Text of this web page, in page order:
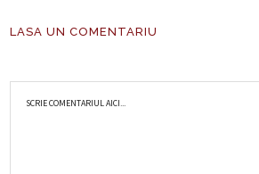
LASA UN COMENTARIU